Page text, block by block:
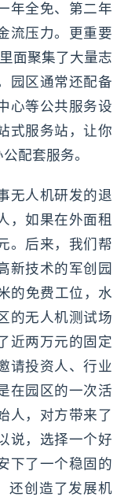
年全免、第二年
流压力。更重要
面聚集了大量志
园区通常还配备
心等公共服务设
式服务站，让你
配套服务。
无人机研发的退
，如果在外面租
。后来，我们帮
新技术的军创园
的免费工位，水
的无人机测试场
近两万元的固定
请投资人、行业
在园区的一次活
人，对方带来了
说，选择一个好
下了一个稳固的
还创造了发展机